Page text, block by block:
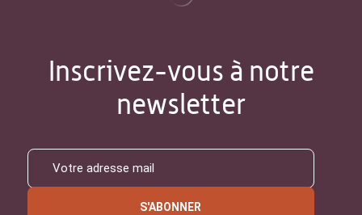
Inscrivez-vous à notre
newsletter
S'ABONNER